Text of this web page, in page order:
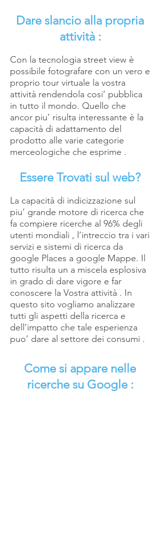
Dare slancio alla propria
attività :
Con la tecnologia street view è
possibile fotografare con un vero e
proprio tour virtuale la vostra
attività rendendola cosi’ pubblica
in tutto il mondo. Quello che
ancor piu’ risulta interessante è la
capacità di adattamento del
prodotto alle varie categorie
merceologiche che esprime .
Essere Trovati sul web?
La capacità di indicizzazione sul
piu’ grande motore di ricerca che
fa compiere ricerche al 96% degli
utenti mondiali , l’intreccio tra i vari
servizi e sistemi di ricerca da
google Places a google Mappe. Il
tutto risulta un a miscela esplosiva
in grado di dare vigore e far
conoscere la Vostra attività . In
questo sito vogliamo analizzare
tutti gli aspetti della ricerca e
dell’impatto che tale esperienza
puo’ dare al settore dei consumi .
Come si appare nelle
ricerche su Google :